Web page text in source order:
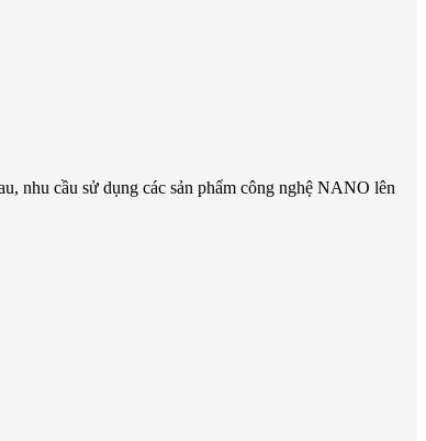
nhu cầu sử dụng các sản phẩm công nghệ NANO lên